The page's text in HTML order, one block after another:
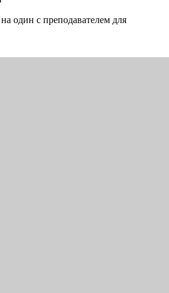
один с преподавателем для